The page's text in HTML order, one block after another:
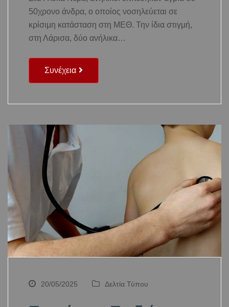
50χρονο άνδρα, ο οποίος νοσηλεύεται σε
κρίσιμη κατάσταση στη ΜΕΘ. Την ίδια στιγμή,
στη Λάρισα, δύο ανήλικα…
Συνέχεια
20/05/2025 Δελτία Τύπου